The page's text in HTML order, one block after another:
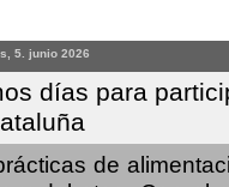
5. junio 2026
días para
de